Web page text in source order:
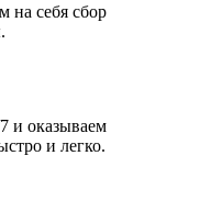
на себя сбор
и оказываем
и легко.